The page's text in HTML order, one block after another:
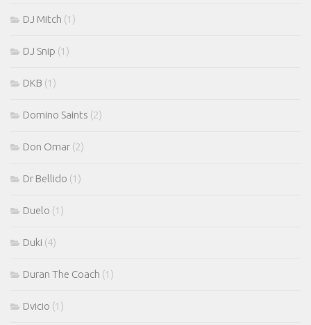
DJ Mitch (1)
DJ Snip (1)
DKB (1)
Domino Saints (2)
Don Omar (2)
Dr Bellido (1)
Duelo (1)
Duki (4)
Duran The Coach (1)
Dvicio (1)